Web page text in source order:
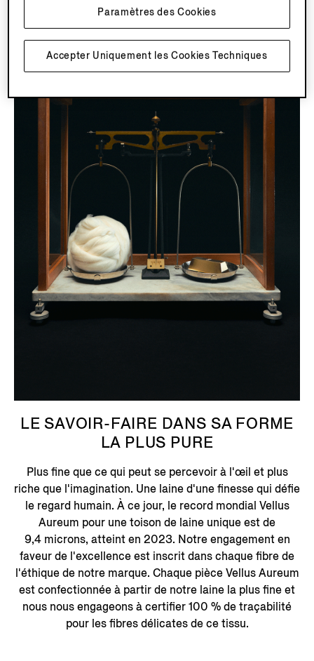
LE SAVOIR-FAIRE DANS SA FORME
LA PLUS PURE
Plus fine que ce qui peut se percevoir à l'œil et plus
riche que l'imagination. Une laine d'une finesse qui défie
le regard humain. À ce jour, le record mondial Vellus
Aureum pour une toison de laine unique est de
9,4 microns, atteint en 2023. Notre engagement en
faveur de l'excellence est inscrit dans chaque fibre de
l'éthique de notre marque. Chaque pièce Vellus Aureum
est confectionnée à partir de notre laine la plus fine et
nous nous engageons à certifier 100 % de traçabilité
pour les fibres délicates de ce tissu.
Accepter Uniquement les Cookies Techniques
Paramètres des Cookies